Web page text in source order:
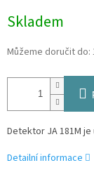
cena:
Skladem
Můžeme doručit do:
Detektor JA 181M
Detailní informace